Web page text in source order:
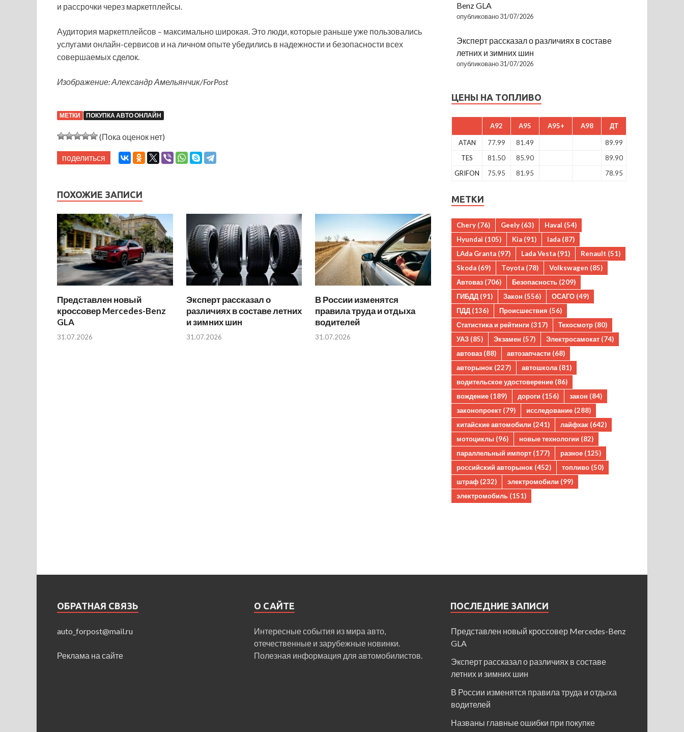
и рассрочки через маркетплейсы.
Аудитория маркетплейсов – максимально широкая. Это люди, которые раньше уже пользовались
услугами онлайн-сервисов и на личном опыте убедились в надежности и безопасности всех
совершаемых сделок.
Изображение: Александр Амельянчик/ForPost
МЕТКИ ПОКУПКА АВТО ОНЛАЙН
(Пока оценок нет)
поделиться
ПОХОЖИЕ ЗАПИСИ
Представлен новый
кроссовер Mercedes-Benz
GLA
31.07.2026
Эксперт рассказал о
различиях в составе летних
и зимних шин
31.07.2026
В России изменятся
правила труда и отдыха
водителей
31.07.2026
Benz GLA
опубликовано 31/07/2026
Эксперт рассказал о различиях в составе
летних и зимних шин
опубликовано 31/07/2026
ЦЕНЫ НА ТОПЛИВО
A92 A95 A95+ A98 ДТ
ATAN 77.99 81.49
89.99
TES
81.50 85.90
89.90
GRIFON
75.95 81.95 78.95
МЕТКИ
Chery (76) Geely (63) Haval (54)
Hyundai (105) Kia (91) lada (87)
LAda Granta (97) Lada Vesta (91) Renault (51)
Skoda (69) Toyota (78) Volkswagen (85)
Автоваз (706) Безопасность (209)
ГИБДД (91) Закон (556) ОСАГО (49)
ПДД (136) Происшествия (56)
Статистика и рейтинги (317) Техосмотр (80)
УАЗ (85) Экзамен (57) Электросамокат (74)
автоваз (88) автозапчасти (68)
авторынок (227) автошкола (81)
водительское удостоверение (86)
вождение (189) дороги (156) закон (84)
законопроект (79) исследование (288)
китайские автомобили (241) лайфхак (642)
мотоциклы (96) новые технологии (82)
параллельный импорт (177) разное (125)
российский авторынок (452) топливо (50)
штраф (232) электромобили (99)
электромобиль (151)
ОБРАТНАЯ СВЯЗЬ
auto_forpost@mail.ru
Реклама на сайте
О САЙТЕ
Интересные события из мира авто,
отечественные и зарубежные новинки.
Полезная информация для автомобилистов.
ПОСЛЕДНИЕ ЗАПИСИ
Представлен новый кроссовер Mercedes-Benz
GLA
Эксперт рассказал о различиях в составе
летних и зимних шин
В России изменятся правила труда и отдыха
водителей
Названы главные ошибки при покупке